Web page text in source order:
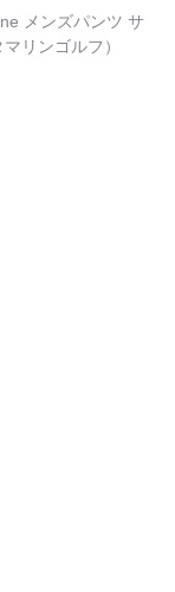
メンズパンツ サ
リンゴルフ）